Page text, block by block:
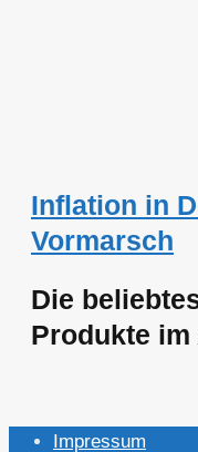
Inflation in
Vormarsch
Die
Produkte im
Impressum